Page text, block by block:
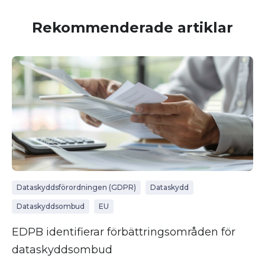
Rekommenderade artiklar
Dataskyddsförordningen (GDPR) Dataskydd
Dataskyddsombud EU
EDPB identifierar förbättringsområden för
dataskyddsombud